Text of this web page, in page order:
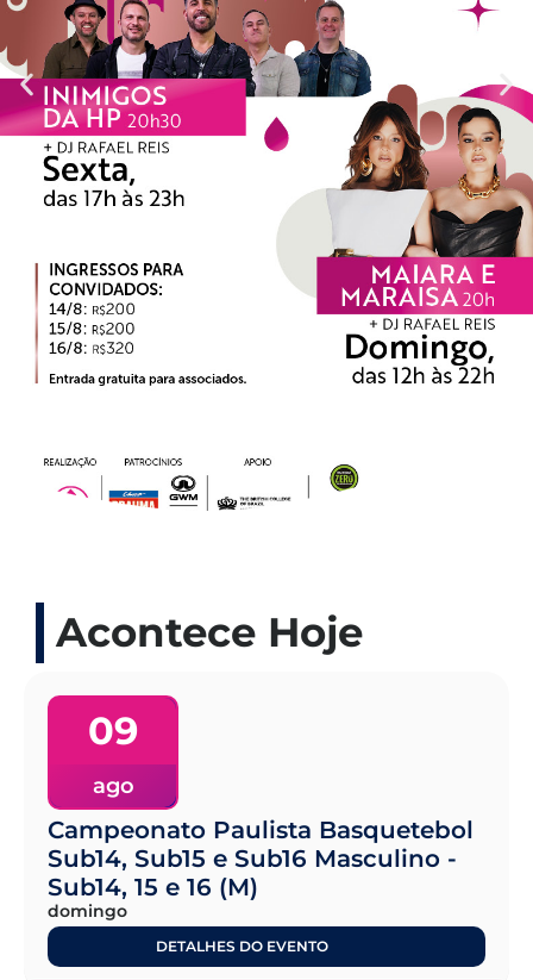
Acontece Hoje
09
ago
Campeonato Paulista Basquetebol
Sub14, Sub15 e Sub16 Masculino -
Sub14, 15 e 16 (M)
domingo
DETALHES DO EVENTO